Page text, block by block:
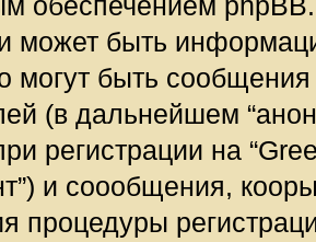
может быть
могут быть сообщения
(в дальнейшем
регистрации на
и соообщения,
процедуры